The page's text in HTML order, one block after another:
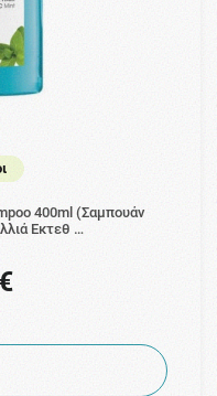
400ml (Σαμπουάν
Εκτεθ …